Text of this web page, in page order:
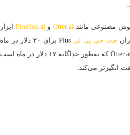
هوش مصنوعی مانند Otter.ai وFireflies.ai ابزار
چت‌ جی‌ پی‌ تی
Plus برای ۲۰ دلار در ماه
حتی بیشتر از این ویژگی‌ها دریافت خواهند کرد، که اشتراک آن را نسبت به اشتراک Otter.ai که به‌طور جداگانه ۱۷ دلار در ماه است
انگیزتر می‌کند.